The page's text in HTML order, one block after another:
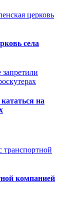
села
на
компанией